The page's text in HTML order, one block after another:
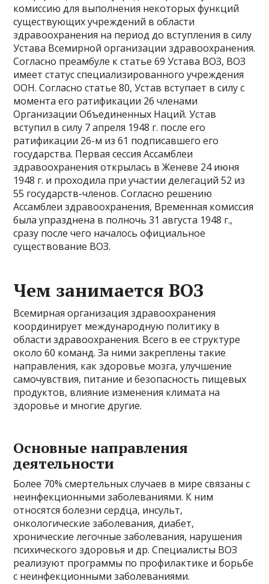
комиссию для выполнения некоторых функций
существующих учреждений в области
здравоохранения на период до вступления в силу
Устава Всемирной организации здравоохранения.
Согласно преамбуле к статье 69 Устава ВОЗ, ВОЗ
имеет статус специализированного учреждения
ООН. Согласно статье 80, Устав вступает в силу с
момента его ратификации 26 членами
Организации Объединенных Наций. Устав
вступил в силу 7 апреля 1948 г. после его
ратификации 26-м из 61 подписавшего его
государства. Первая сессия Ассамблеи
здравоохранения открылась в Женеве 24 июня
1948 г. и проходила при участии делегаций 52 из
55 государств-членов. Согласно решению
Ассамблеи здравоохранения, Временная комиссия
была упразднена в полночь 31 августа 1948 г.,
сразу после чего началось официальное
существование ВОЗ.
Чем занимается ВОЗ
Всемирная организация здравоохранения
координирует международную политику в
области здравоохранения. Всего в ее структуре
около 60 команд. За ними закреплены такие
направления, как здоровье мозга, улучшение
самочувствия, питание и безопасность пищевых
продуктов, влияние изменения климата на
здоровье и многие другие.
Основные направления
деятельности
Более 70% смертельных случаев в мире связаны с
неинфекционными заболеваниями. К ним
относятся болезни сердца, инсульт,
онкологические заболевания, диабет,
хронические легочные заболевания, нарушения
психического здоровья и др. Специалисты ВОЗ
реализуют программы по профилактике и борьбе
с неинфекционными заболеваниями.